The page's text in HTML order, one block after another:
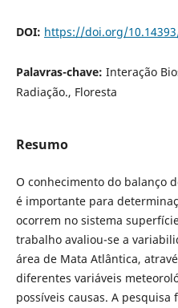
DOI: https://doi.org/10.14393/
Palavras-chave: Interação
Radiação., Floresta
Resumo
O conhecimento do balanço
é importante para
ocorrem no sistema
trabalho avaliou-se a
área de Mata Atlântica,
diferentes variáveis
possíveis causas. A pesquisa